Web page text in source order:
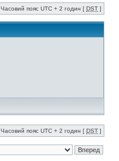
Часовий пояс UTC + 2 годин [ DST ]
Часовий пояс UTC + 2 годин [ DST ]